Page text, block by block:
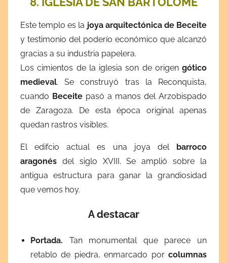
Este templo es la joya arquitectónica de Beceite
y testimonio del poderío económico que alcanzó
gracias a su industria papelera.
Los cimientos de la iglesia son de origen gótico
medieval. Se construyó tras la Reconquista,
cuando Beceite pasó a manos del Arzobispado
de Zaragoza. De esta época original apenas
quedan rastros visibles.
El edifcio actual es una joya del barroco
aragonés del siglo XVIII. Se amplió sobre la
antigua estructura para ganar la grandiosidad
que vemos hoy.
A destacar
Portada. Tan monumental que parece un
retablo de piedra, enmarcado por columnas